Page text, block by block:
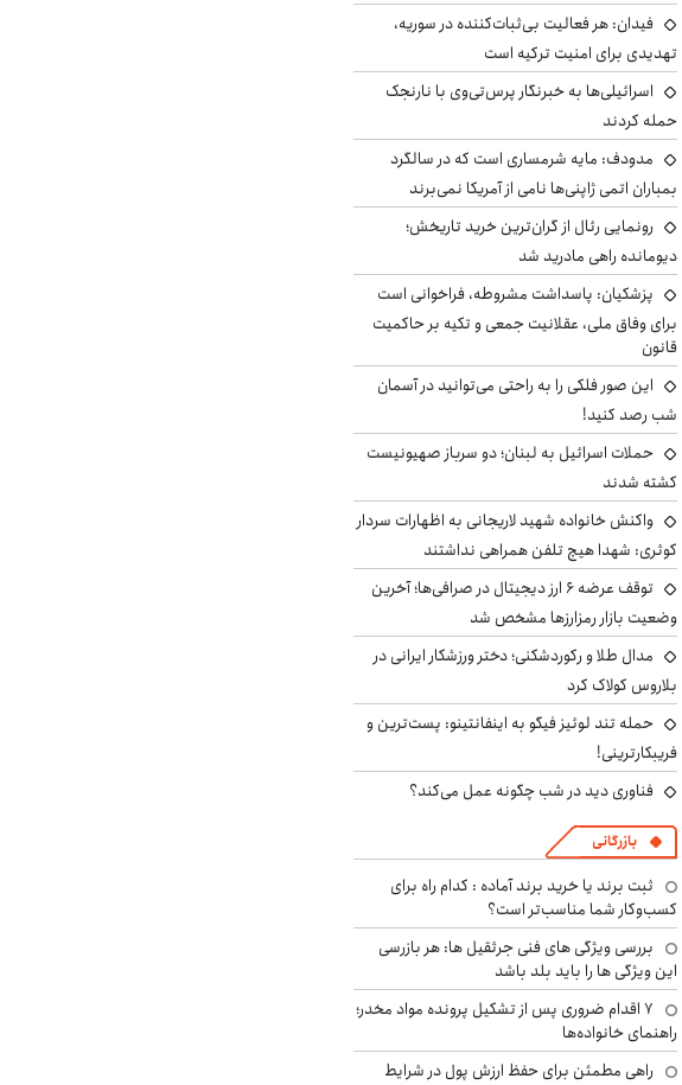
فیدان: هر فعالیت بی‌ثبات‌کننده در سوریه،
تهدیدی برای امنیت ترکیه است
اسرائیلی‌ها به خبرنگار پرس‌تی‌وی با نارنجک
حمله کردند
مدودف: مایه شرمساری است که در سالگرد
بمباران اتمی ژاپنی‌ها نامی از آمریکا نمی‌برند
رونمایی رئال از گران‌ترین خرید تاریخش؛
دیومانده راهی مادرید شد
پزشکیان: پاسداشت مشروطه، فراخوانی است
برای وفاق ملی، عقلانیت جمعی و تکیه بر حاکمیت
قانون
این صور فلکی را به راحتی می‌توانید در آسمان
شب رصد کنید!
حملات اسرائیل به لبنان؛ دو سرباز صهیونیست
کشته شدند
واکنش خانواده شهید لاریجانی به اظهارات سردار
کوثری: شهدا هیچ تلفن همراهی نداشتند
توقف عرضه ۶ ارز دیجیتال در صرافی‌ها؛ آخرین
وضعیت بازار رمزارزها مشخص شد
مدال طلا و رکوردشکنی؛ دختر ورزشکار ایرانی در
بلاروس کولاک کرد
حمله تند لوئیز فیگو به اینفانتینو: پست‌ترین و
فریبکارترینی!
فناوری دید در شب چگونه عمل می‌کند؟
بازرگانی
ثبت برند یا خرید برند آماده : کدام راه برای
کسب‌وکار شما مناسب‌تر است؟
بررسی ویژگی های فنی جرثقیل ها: هر بازرسی
این ویژگی ها را باید بلد باشد
۷ اقدام ضروری پس از تشکیل پرونده مواد مخدر؛
راهنمای خانواده‌ها
راهی مطمئن برای حفظ ارزش پول در شرایط